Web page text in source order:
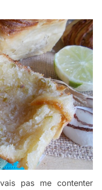
pas me contenter